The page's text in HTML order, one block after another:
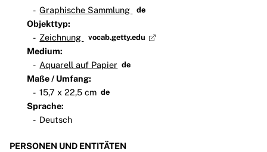
Graphische Sammlung
de
Objekttyp:
Zeichnung
vocab.getty.edu
Medium:
Aquarell auf Papier de
Maße / Umfang:
15,7 x 22,5 cm de
Sprache:
Deutsch
PERSONEN UND ENTITÄTEN